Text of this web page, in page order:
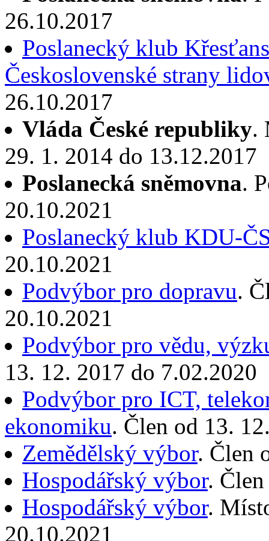
26.10.2017
Poslanecký klub
Československé strany
26.10.2017
Vláda České republiky.
29. 1. 2014 do 13.12.2017
Poslanecká sněmovna.
20.10.2021
Poslanecký klub KDU-
20.10.2021
Podvýbor pro dopravu.
20.10.2021
Podvýbor pro vědu,
13. 12. 2017 do 7.02.2020
Podvýbor pro ICT,
ekonomiku. Člen od 13.
Zemědělský výbor. Člen
Hospodářský výbor.
Hospodářský výbor.
20.10.2021